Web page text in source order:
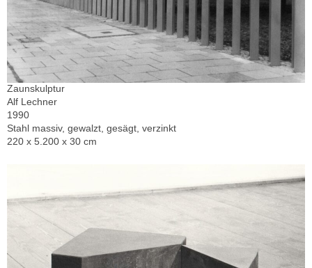
Zaunskulptur
Alf Lechner
1990
Stahl massiv, gewalzt, gesägt, verzinkt
220 x 5.200 x 30 cm